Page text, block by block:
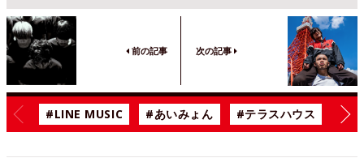
前の記事 次の記事
#LINE MUSIC #あいみょん #テラスハウス #漫